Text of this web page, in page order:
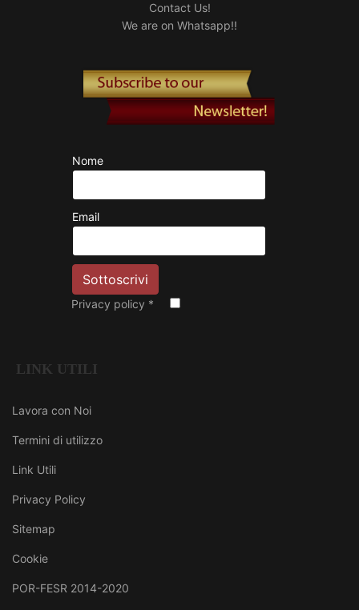
Contact Us!
We are on Whatsapp!!
Nome
Email
Privacy policy *
LINK UTILI
Lavora con Noi
Termini di utilizzo
Link Utili
Privacy Policy
Sitemap
Cookie
POR-FESR 2014-2020